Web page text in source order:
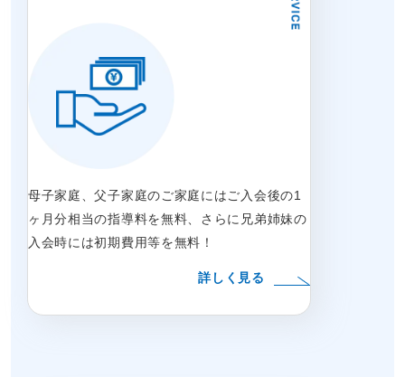
母子家庭、父子家庭のご家庭にはご入会後の1
ヶ月分相当の指導料を無料、さらに兄弟姉妹の
入会時には初期費用等を無料！
詳しく見る